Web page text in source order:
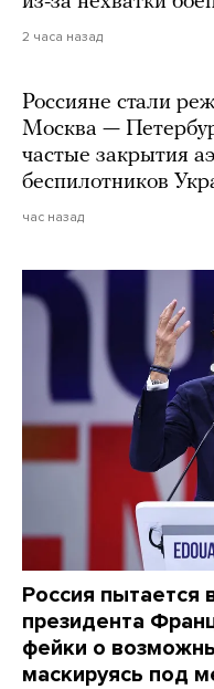
2 часа назад
Россияне стали
Москва —
частые закрытия
беспилотников
час назад
Россия
президента
фейки о
маскируясь под